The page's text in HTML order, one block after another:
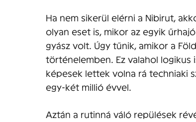
Ha nem sikerül elérni a Nibirut,
olyan eset is, mikor az egyik
gyász volt. Úgy tűnik, amikor a
történelemben. Ez valahol logikus
képesek lettek volna rá techniaki
egy-két millió évvel.
Aztán a rutinná váló repülések